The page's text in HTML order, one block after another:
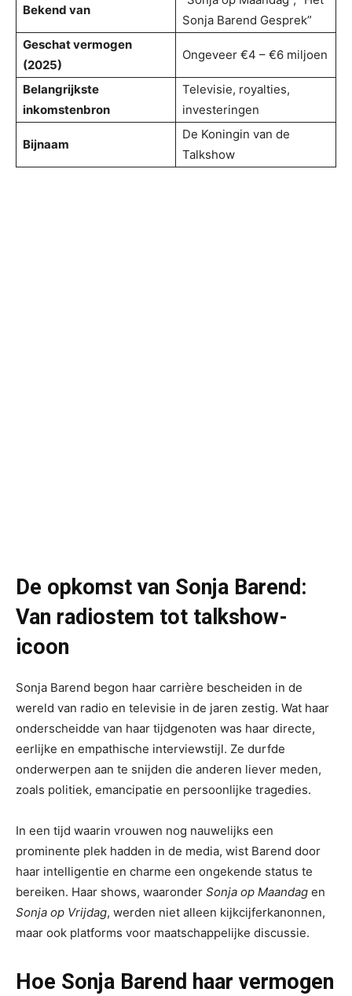
Bekend van
Sonja Barend Gesprek”
Geschat vermogen
(2025)
Ongeveer €4 – €6 miljoen
Belangrijkste
inkomstenbron
Televisie, royalties,
investeringen
Bijnaam
De Koningin van de
Talkshow
De opkomst van Sonja Barend:
Van radiostem tot talkshow-
icoon
Sonja Barend begon haar carrière bescheiden in de
wereld van radio en televisie in de jaren zestig. Wat haar
onderscheidde van haar tijdgenoten was haar directe,
eerlijke en empathische interviewstijl. Ze durfde
onderwerpen aan te snijden die anderen liever meden,
zoals politiek, emancipatie en persoonlijke tragedies.
In een tijd waarin vrouwen nog nauwelijks een
prominente plek hadden in de media, wist Barend door
haar intelligentie en charme een ongekende status te
bereiken. Haar shows, waaronder Sonja op Maandag en
Sonja op Vrijdag, werden niet alleen kijkcijferkanonnen,
maar ook platforms voor maatschappelijke discussie.
Hoe Sonja Barend haar vermogen